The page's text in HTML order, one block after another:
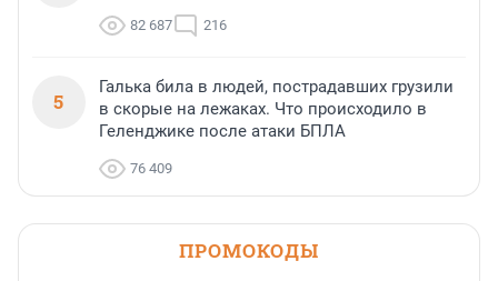
82 687 216
5
Галька била в людей, пострадавших грузили
в скорые на лежаках. Что происходило в
Геленджике после атаки БПЛА
76 409
ПРОМОКОДЫ